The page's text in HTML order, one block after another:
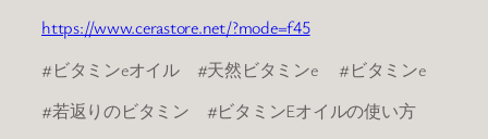
https://www.cerastore.net/?mode=f45
#ビタミンeオイル #天然ビタミンe #ビタミンe
#若返りのビタミン #ビタミンEオイルの使い方